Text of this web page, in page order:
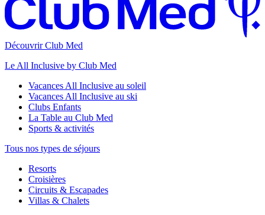
Découvrir Club Med
Le All Inclusive by Club Med
Vacances All Inclusive au soleil
Vacances All Inclusive au ski
Clubs Enfants
La Table au Club Med
Sports & activités
Tous nos types de séjours
Resorts
Croisières
Circuits & Escapades
Villas & Chalets